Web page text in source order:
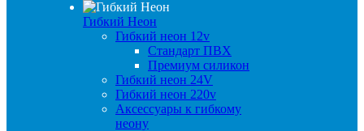
Гибкий Неон
Гибкий неон 12v
Стандарт ПВХ
Премиум силикон
Гибкий неон 24V
Гибкий неон 220v
Аксессуары к гибкому
неону